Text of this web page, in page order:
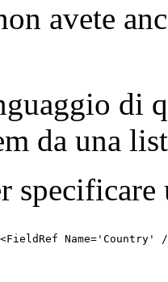
avete
di
da una
Name='Country'